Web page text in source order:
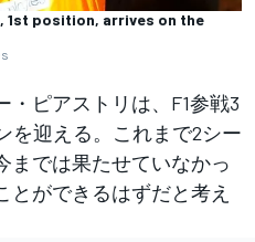
1st position, arrives on the
ピアストリは、F1参戦3
を迎える。これまで2シー
までは果たせていなかっ
とができるはずだと考え